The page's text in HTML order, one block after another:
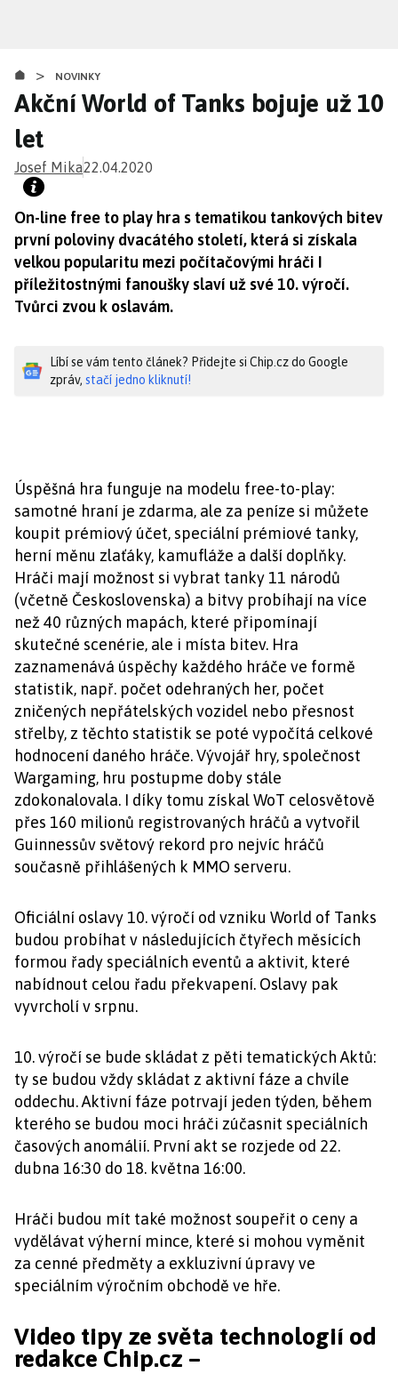
obsahu
> NOVINKY
Akční World of Tanks bojuje už 10
let
Josef Mika22.04.2020
On-line free to play hra s tematikou tankových bitev
první poloviny dvacátého století, která si získala
velkou popularitu mezi počítačovými hráči I
příležitostnými fanoušky slaví už své 10. výročí.
Tvůrci zvou k oslavám.
Líbí se vám tento článek? Přidejte si Chip.cz do Google
zpráv, stačí jedno kliknutí!
Úspěšná hra funguje na modelu free-to-play:
samotné hraní je zdarma, ale za peníze si můžete
koupit prémiový účet, speciální prémiové tanky,
herní měnu zlaťáky, kamufláže a další doplňky.
Hráči mají možnost si vybrat tanky 11 národů
(včetně Československa) a bitvy probíhají na více
než 40 různých mapách, které připomínají
skutečné scenérie, ale i místa bitev. Hra
zaznamenává úspěchy každého hráče ve formě
statistik, např. počet odehraných her, počet
zničených nepřátelských vozidel nebo přesnost
střelby, z těchto statistik se poté vypočítá celkové
hodnocení daného hráče. Vývojář hry, společnost
Wargaming, hru postupme doby stále
zdokonalovala. I díky tomu získal WoT celosvětově
přes 160 milionů registrovaných hráčů a vytvořil
Guinnessův světový rekord pro nejvíc hráčů
současně přihlášených k MMO serveru.
Oficiální oslavy 10. výročí od vzniku World of Tanks
budou probíhat v následujících čtyřech měsících
formou řady speciálních eventů a aktivit, které
nabídnout celou řadu překvapení. Oslavy pak
vyvrcholí v srpnu.
10. výročí se bude skládat z pěti tematických Aktů:
ty se budou vždy skládat z aktivní fáze a chvíle
oddechu. Aktivní fáze potrvají jeden týden, během
kterého se budou moci hráči zúčasnit speciálních
časových anomálií. První akt se rozjede od 22.
dubna 16:30 do 18. května 16:00.
Hráči budou mít také možnost soupeřit o ceny a
vydělávat výherní mince, které si mohou vyměnit
za cenné předměty a exkluzivní úpravy ve
speciálním výročním obchodě ve hře.
Video tipy ze světa technologií od
redakce Chip.cz –